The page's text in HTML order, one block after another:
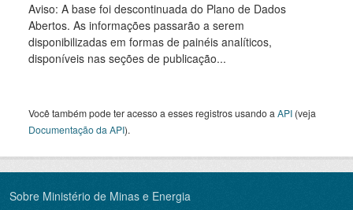
Aviso: A base foi descontinuada do Plano de Dados
Abertos. As informações passarão a serem
disponibilizadas em formas de painéis analíticos,
disponíveis nas seções de publicação...
Você também pode ter acesso a esses registros usando a API (veja
Documentação da API).
Sobre Ministério de Minas e Energia